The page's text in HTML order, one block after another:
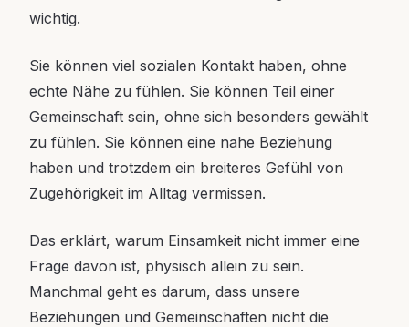
wichtig.
Sie können viel sozialen Kontakt haben, ohne
echte Nähe zu fühlen. Sie können Teil einer
Gemeinschaft sein, ohne sich besonders gewählt
zu fühlen. Sie können eine nahe Beziehung
haben und trotzdem ein breiteres Gefühl von
Zugehörigkeit im Alltag vermissen.
Das erklärt, warum Einsamkeit nicht immer eine
Frage davon ist, physisch allein zu sein.
Manchmal geht es darum, dass unsere
Beziehungen und Gemeinschaften nicht die